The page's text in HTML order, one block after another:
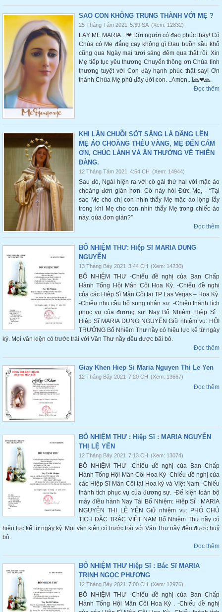
SAO CON KHÔNG TRUNG THÀNH VỚI MẸ ?
25 Tháng Tám 2021 5:39 SA (Xem: 12832)
LẠY MẸ MARIA.. !❤ Đời người có đạo phúc thay! Có
Chúa có Mẹ đắng cay không gì Đau buồn sầu khổ
cũng qua Ngày mai tươi sáng đêm qua thật rồi. Xin
Mẹ tiếp tục yêu thương Chuyển thông ơn Chúa tình
thương tuyệt với Con đây hạnh phúc thật say! Ơn
thánh Chúa Mẹ phủ đầy đời con. ..Amen...!🙏❤🙏.
Đọc thêm
KHI LẦN CHUỖI SỐT SẮNG LÀ DÂNG LÊN
MẸ ÁO CHOÀNG THÊU VÀNG, MẸ ĐẾN CÁM
ƠN, CHÚC LÀNH VÀ ÂN THƯỞNG VỀ THIÊN
ĐÀNG.
12 Tháng Tám 2021 4:54 CH (Xem: 14944)
Sau đó, Ngài hiện ra với cô gái thứ hai với mặc áo
choàng đơn giản hơn. Cô này hỏi Đức Mẹ, - “Tại
sao Mẹ cho chị con nhìn thấy Mẹ mặc áo lộng lẫy
trong khi Mẹ cho con nhìn thấy Mẹ trong chiếc áo
này, qúa đơn giản?”
Đọc thêm
BỔ NHIỆM THƯ: Hiệp Sĩ MARIA DUNG
NGUYỄN
13 Tháng Bảy 2021 3:44 CH (Xem: 14230)
BỔ NHIỆM THƯ -Chiếu đề nghị của Ban Chấp
Hành Tổng Hội Mân Côi Hoa Kỳ. -Chiếu đề nghị
của các Hiệp Sĩ Mân Côi tại TP Las Vegas – Hoa Kỳ.
-Chiếu nhu cầu bổ sung nhân sự. -Chiếu thành tích
phục vụ của đương sự. Nay Bổ Nhiệm: Hiệp Sĩ :
Hiệp Sĩ MARIA DUNG NGUYỄN Giữ nhiệm vụ: HỘI
TRƯỞNG Bổ Nhiệm Thư nầy có hiệu lực kể từ ngày
ký. Mọi văn kiện có trước trái với Văn Thư nầy đều được bãi bỏ.
Đọc thêm
Giay Khen Hiep Si Maria Nguyen Thi Le Yen
12 Tháng Bảy 2021 7:20 CH (Xem: 13667)
Đọc thêm
BỔ NHIỆM THƯ : Hiệp Sĩ : MARIA NGUYỄN
THỊ LỆ YẾN
12 Tháng Bảy 2021 7:13 CH (Xem: 13074)
BỔ NHIỆM THƯ -Chiếu đề nghị của Ban Chấp
Hành Tổng Hội Mân Côi Hoa Kỳ -Chiếu đề nghị của
các Hiệp Sĩ Mân Côi tại Hoa kỳ và Việt Nam -Chiếu
thành tích phục vụ của đương sự. -Để kiện toàn bộ
máy điều hành Nay Tái Bổ Nhiệm: Hiệp Sĩ : MARIA
NGUYỄN THỊ LỆ YẾN Giữ nhiệm vụ: PHÓ CHỦ
TỊCH ĐẶC TRÁC VIỆT NAM Bổ Nhiệm Thư nầy có
hiệu lực kể từ ngày ký. Mọi văn kiện có trước trái với Văn Thư nầy đều được huỷ
bỏ.
Đọc thêm
BỔ NHIỆM THƯ Hiệp Sĩ : Bác Sĩ MARIA
TRỊNH NGỌC PHƯƠNG
12 Tháng Bảy 2021 7:00 CH (Xem: 12976)
BỔ NHIỆM THƯ -Chiếu đề nghị của Ban Chấp
Hành Tổng Hội Mân Côi Hoa Kỳ . -Chiếu đề nghị